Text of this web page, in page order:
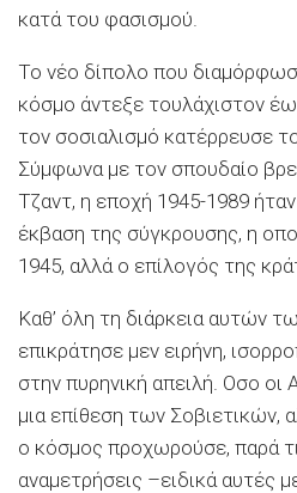
κατά του φασισμού.
Το νέο δίπολο που
κόσμο άντεξε τουλάχιστον
τον σοσιαλισμό κατέρρευσε
Σύμφωνα με τον σπουδαίο
Τζαντ, η εποχή 1945-1989
έκβαση της σύγκρουσης, η
1945, αλλά ο επίλογός της
Καθ’ όλη τη διάρκεια αυτών
επικράτησε μεν ειρήνη,
στην πυρηνική απειλή. Οσο οι
μια επίθεση των Σοβιετικών,
ο κόσμος προχωρούσε, παρά
αναμετρήσεις –ειδικά αυτές